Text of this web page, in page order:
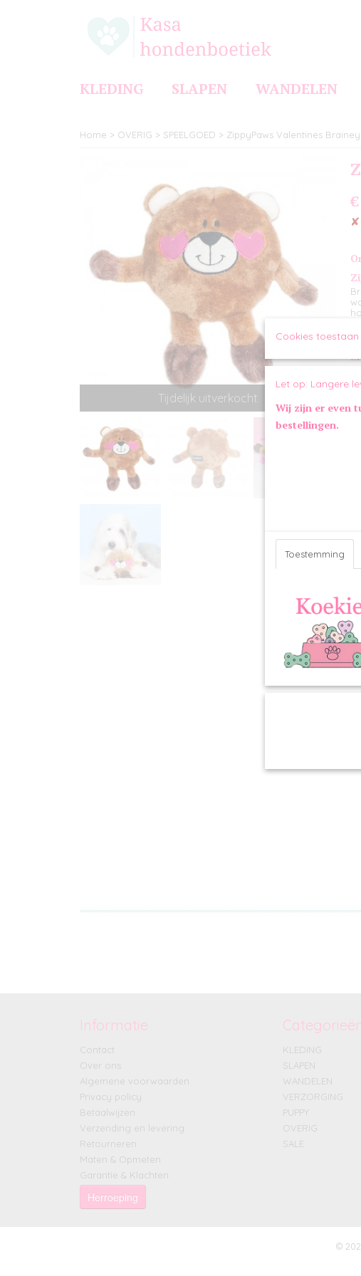
KLEDING SLAPEN WANDELEN
Home > OVERIG > SPEELGOED > ZippyPaws Valentines
Tijdelijk uitverkocht
✘
Informatie
Contact
Over ons
Algemene voorwaarden
Privacy policy
Betaalwijzen
Verzending en levering
Retourneren
Maten & Opmeten
Garantie & Klachten
Herroeping
KLEDING
SLAPEN
WANDELEN
VERZORGING
PUPPY
OVERIG
SALE
©
Cookies
Let op: Langere
Wij zijn er even
bestellingen.
Toestemming